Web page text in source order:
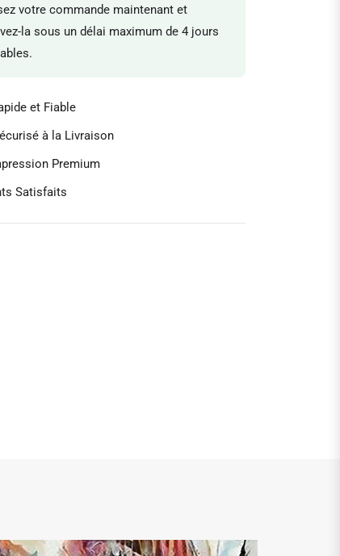
votre commande maintenant et
la sous un délai maximum de 4 jours
et Fiable
à la Livraison
Premium
Satisfaits